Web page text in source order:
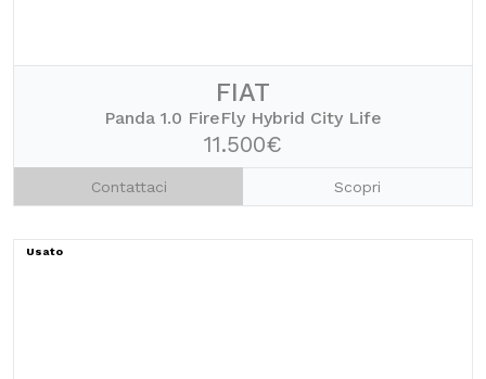
FIAT
Panda 1.0 FireFly Hybrid City Life
11.500€
Contattaci Scopri
Usato